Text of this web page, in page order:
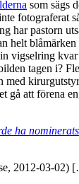
som sägs
fotograferat
har pastorn
helt
vigselring
tagen i?
med
gå att förena
ha
2012-03-02)